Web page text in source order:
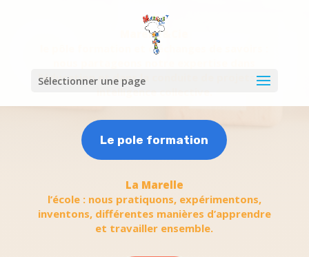
Sélectionner une page
Marelle&Cie
le pôle formation et d’échanges de savoirs :
l’éducation et dans la conduite de projets en
Le pole formation
La Marelle
l’école : nous pratiquons, expérimentons,
inventons, différentes manières d’apprendre
et travailler ensemble.